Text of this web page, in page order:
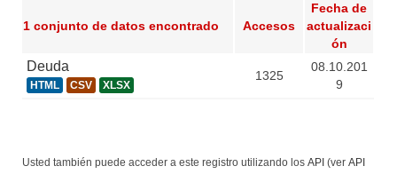
1 conjunto de datos encontrado Accesos
Fecha de
actualizaci
ón
Deuda
HTML CSV XLSX
1325
08.10.201
9
Usted también puede acceder a este registro utilizando los API (ver API